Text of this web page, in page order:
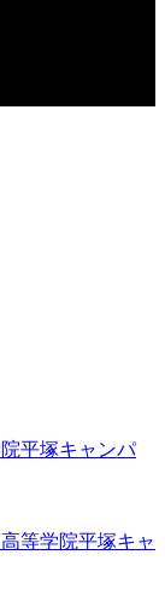
平塚キャンパ
等学院平塚キャ